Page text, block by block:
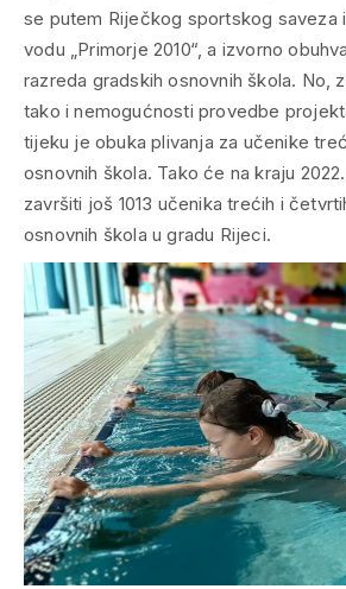
se putem Riječkog sportskog saveza
vodu „Primorje 2010“, a izvorno
razreda gradskih osnovnih škola. No,
tako i nemogućnosti provedbe
tijeku je obuka plivanja za učenike
osnovnih škola. Tako će na kraju
završiti još 1013 učenika trećih i
osnovnih škola u gradu Rijeci.